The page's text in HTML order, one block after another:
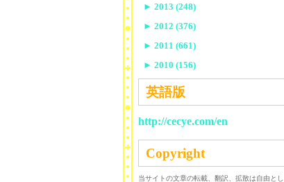
► 2013 (248)
► 2012 (376)
► 2011 (661)
► 2010 (156)
英語版
http://cecye.com/en
Copyright
当サイトの文章の転載、翻訳、拡散は自由とし